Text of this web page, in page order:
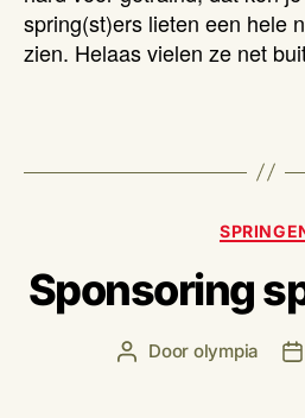
spring(st)ers lieten een hele
zien. Helaas vielen ze net
Sponsoring
Berichtauteur
Door olympia